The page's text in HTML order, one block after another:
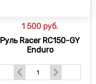
1 500 руб.
Руль Racer RC150-GY
Enduro